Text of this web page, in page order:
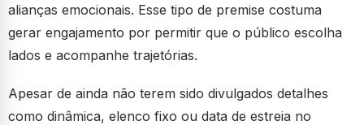
alianças emocionais. Esse tipo de premise costuma
gerar engajamento por permitir que o público escolha
lados e acompanhe trajetórias.
Apesar de ainda não terem sido divulgados detalhes
como dinâmica, elenco fixo ou data de estreia no